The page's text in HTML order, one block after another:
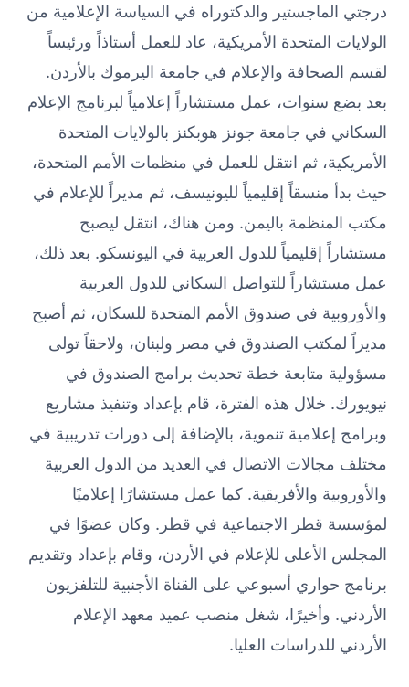
درجتي الماجستير والدكتوراه في السياسة الإعلامية من
الولايات المتحدة الأمريكية، عاد للعمل أستاذاً ورئيساً
لقسم الصحافة والإعلام في جامعة اليرموك بالأردن.
بعد بضع سنوات، عمل مستشاراً إعلامياً لبرنامج الإعلام
السكاني في جامعة جونز هوبكنز بالولايات المتحدة
الأمريكية، ثم انتقل للعمل في منظمات الأمم المتحدة،
حيث بدأ منسقاً إقليمياً لليونيسف، ثم مديراً للإعلام في
مكتب المنظمة باليمن. ومن هناك، انتقل ليصبح
مستشاراً إقليمياً للدول العربية في اليونسكو. بعد ذلك،
عمل مستشاراً للتواصل السكاني للدول العربية
والأوروبية في صندوق الأمم المتحدة للسكان، ثم أصبح
مديراً لمكتب الصندوق في مصر ولبنان، ولاحقاً تولى
مسؤولية متابعة خطة تحديث برامج الصندوق في
نيويورك. خلال هذه الفترة، قام بإعداد وتنفيذ مشاريع
وبرامج إعلامية تنموية، بالإضافة إلى دورات تدريبية في
مختلف مجالات الاتصال في العديد من الدول العربية
والأوروبية والأفريقية. كما عمل مستشارًا إعلاميًا
لمؤسسة قطر الاجتماعية في قطر. وكان عضوًا في
المجلس الأعلى للإعلام في الأردن، وقام بإعداد وتقديم
برنامج حواري أسبوعي على القناة الأجنبية للتلفزيون
الأردني. وأخيرًا، شغل منصب عميد معهد الإعلام
الأردني للدراسات العليا.